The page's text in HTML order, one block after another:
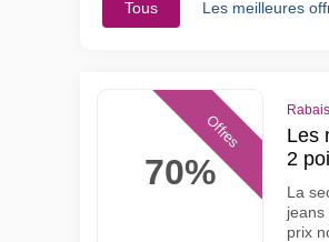
Tous Les meilleures
70%
Offres
Les
2
La
prix